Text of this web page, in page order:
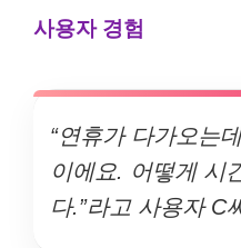
사용자 경험
“연휴가 다가오는
이에요. 어떻게 시
다.”라고 사용자 C